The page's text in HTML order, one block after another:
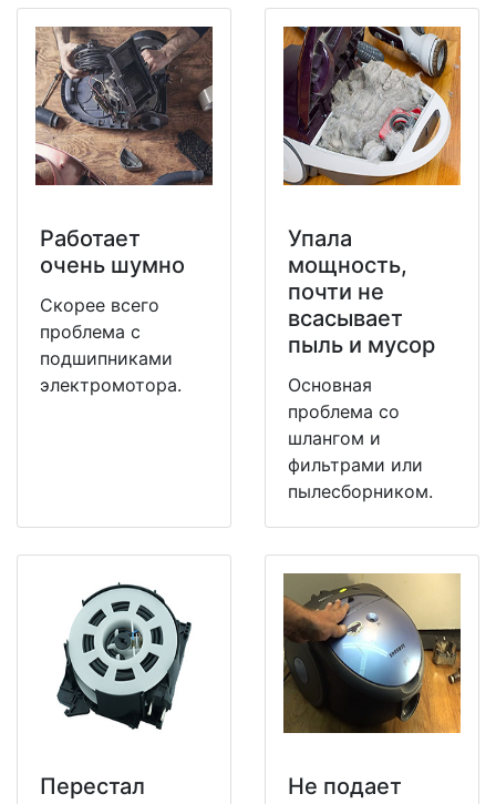
Работает
очень шумно
Скорее всего
проблема с
подшипниками
электромотора.
Упала
мощность,
почти не
всасывает
пыль и мусор
Основная
проблема со
шлангом и
фильтрами или
пылесборником.
Перестал
Не подает